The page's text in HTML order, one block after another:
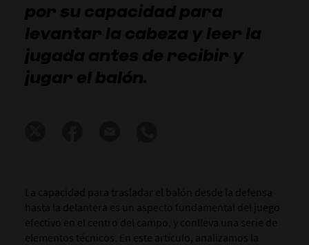
por su capacidad para
levantar la cabeza y leer la
jugada antes de recibir y
jugar el balón.
La capacidad para trasladar el balón desde la defensa
hasta la delantera es un aspecto fundamental del juego
efectivo en el centro del campo, y conlleva una serie de
elementos técnicos. En este artículo, analizamos la